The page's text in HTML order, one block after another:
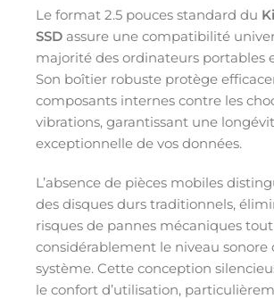
Le format 2.5 pouces standard du
SSD assure une compatibilité
majorité des ordinateurs portables
Son boîtier robuste protège
composants internes contre les
vibrations, garantissant une
exceptionnelle de vos données.
L’absence de pièces mobiles
des disques durs traditionnels,
risques de pannes mécaniques
considérablement le niveau sonore
système. Cette conception
le confort d’utilisation,